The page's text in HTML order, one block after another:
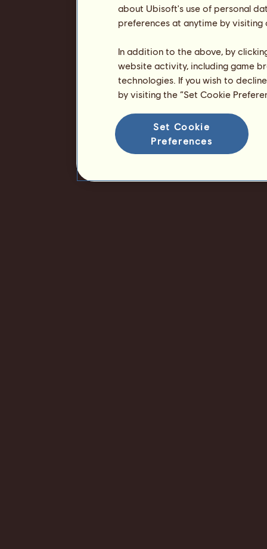
about Ubisoft's use of personal
preferences at anytime by
In addition to the above, by
website activity, including game
technologies. If you wish to
by visiting the “Set Cookie
Set Cookie
Preferences